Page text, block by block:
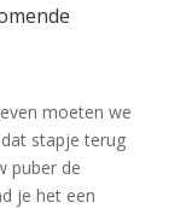
moeten we
stapje terug
puber de
je het een